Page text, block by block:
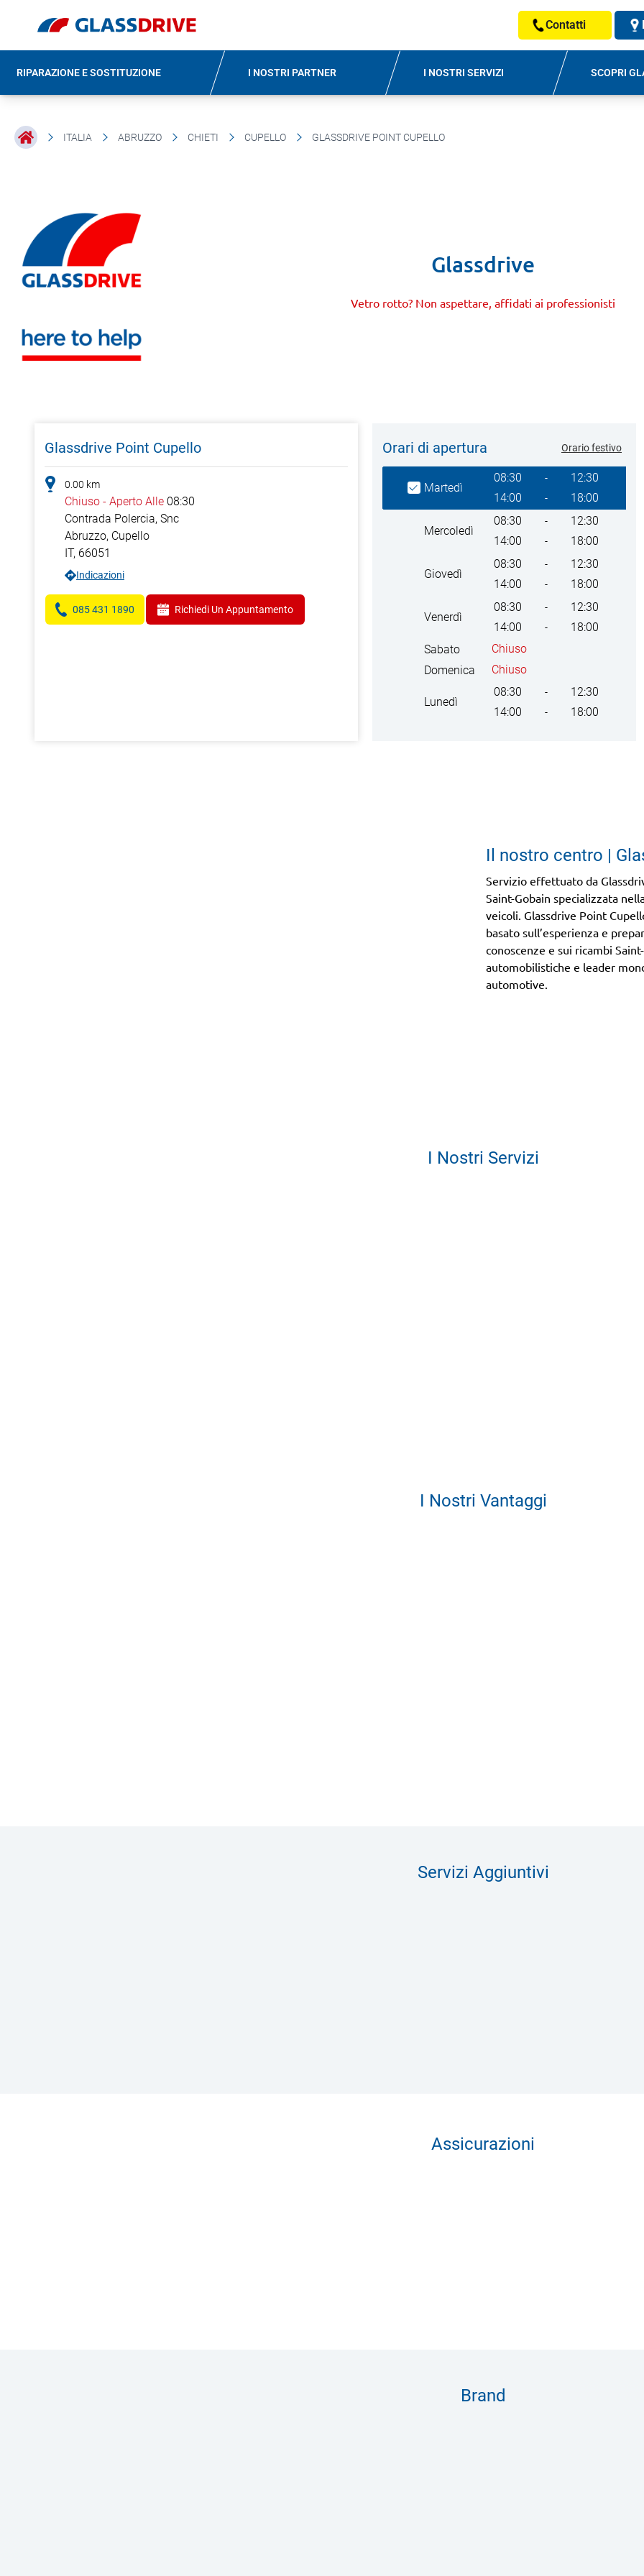
Contatti
RIPARAZIONE E SOSTITUZIONE I NOSTRI PARTNER I NOSTRI SERVIZI SCOPRI
ITALIA ABRUZZO CHIETI CUPELLO GLASSDRIVE POINT CUPELLO
Glassdrive
Vetro rotto? Non aspettare, affidati ai professionisti
Glassdrive Point Cupello
0.00 km
Chiuso - Aperto Alle 08:30
Contrada Polercia, Snc
Abruzzo, Cupello
IT, 66051
Indicazioni
085 431 1890 Richiedi Un Appuntamento
Orari di apertura Orario festivo
Giorno della settimanaHeures
Martedì
08:30 -
12:30
14:00
- 18:00
Mercoledì
08:30 -
12:30
14:00
- 18:00
Giovedì
08:30 -
12:30
14:00
- 18:00
Venerdì
08:30 -
12:30
14:00
-
18:00
Sabato
Chiuso
Domenica
Chiuso
Lunedì
08:30 -
12:30
14:00
- 18:00
Il nostro centro |
Servizio effettuato da
Saint-Gobain specializzata
veicoli. Glassdrive Point
basato sull’esperienza e
conoscenze e sui ricambi
automobilistiche e leader
automotive.
I Nostri Servizi
I Nostri Vantaggi
Servizi Aggiuntivi
Assicurazioni
Brand